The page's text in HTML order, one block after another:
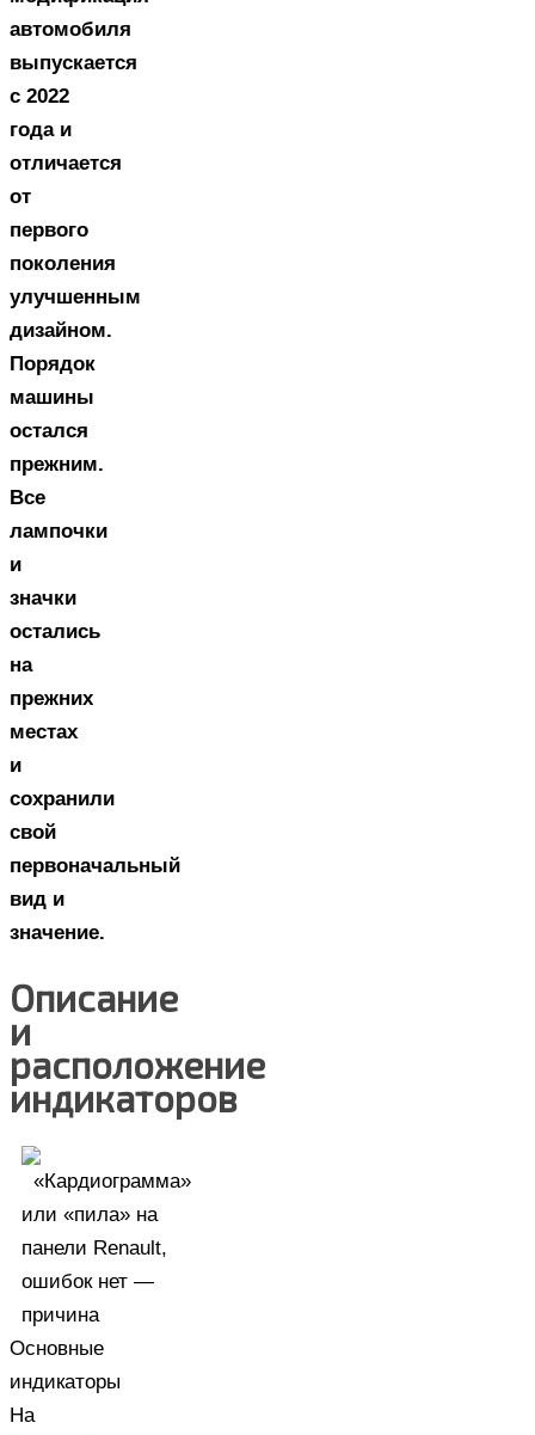
автомобиля
выпускается
с 2022
года и
отличается
от
первого
поколения
улучшенным
дизайном.
Порядок
машины
остался
прежним.
Все
лампочки
и
значки
остались
на
прежних
местах
и ​​
сохранили
свой
первоначальный
вид и
значение.
Описание
и
расположение
индикаторов
Основные
индикаторы
На